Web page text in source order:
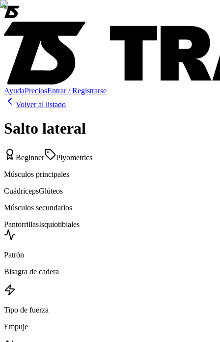
AyudaPreciosEntrar / Registrarse
Volver al listado
Salto lateral
Beginner
Plyometrics
Músculos principales
CuádricepsGlúteos
Músculos secundarios
PantorrillasIsquiotibiales
Patrón
Bisagra de cadera
Tipo de fuerza
Empuje